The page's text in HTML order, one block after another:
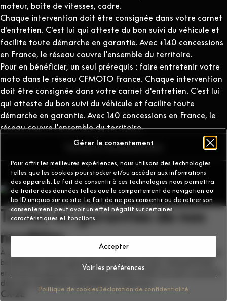
Gérer le consentement
Pour offrir les meilleures expériences, nous utilisons des technologies
telles que les cookies pour stocker et/ou accéder aux informations
des appareils. Le fait de consentir à ces technologies nous permettra
de traiter des données telles que le comportement de navigation ou
les ID uniques sur ce site. Le fait de ne pas consentir ou de retirer son
consentement peut avoir un effet négatif sur certaines
caractéristiques et fonctions.
Accepter
Voir les préférences
Politique de cookiesDéclaration de confidentialité
moteur, boite de vitesses, cadre.
Chaque intervention doit être consignée dans votre carnet
d'entretien. C'est lui qui atteste du bon suivi du véhicule et
facilite toute démarche en garantie. Avec +140 concessions
en France, le réseau couvre l'ensemble du territoire.
Pour en bénéficier, un seul prérequis : faire entretenir votre
moto dans le réseau CFMOTO France. Chaque intervention
doit être consignée dans votre carnet d'entretien. C'est lui
qui atteste du bon suivi du véhicule et facilite toute
démarche en garantie. Avec 140 concessions en France, le
réseau couvre l'ensemble du territoire.
Trouvez un concessionnaire
Toutes les garanties de nos
modèles
À partir du 1er janvier 2025, plusieurs modèles de la gamme
bénéficient d'une garantie étendue à 5 ans. Immatriculés
entre le 1er janvier et le 31 décembre 2026, ils sont couverts
dans les conditions détaillées ci-dessous.
CX-2E